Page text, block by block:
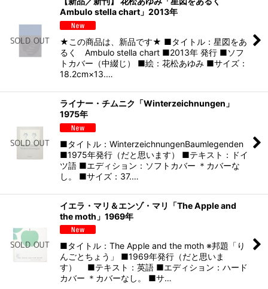
Ambulo stella chart」2013年
★この商品は、新品です★ ■タイトル：星図をあ
るく Ambulo stella chart ■2013年 発行 ■ソフ
トカバー（中綴じ） ■絵：花松あゆみ ■サイズ：
18.2cm×13.…
ライナー・チムニク「Winterzeichnungen」
1975年
■タイトル：WinterzeichnungenBaumlegenden
■1975年発行（だと思います） ■テキスト：ドイ
ツ語 ■エディション：ソフトカバー ＊カバーな
し。 ■サイズ：37.…
イエラ・マリ＆エンゾ・マリ「The Apple and
the moth」1969年
■タイトル：The Apple and the moth ※邦題「り
んごとちょう」 ■1969年発行（だと思いま
す） ■テキスト：英語 ■エディション：ハード
カバー ＊カバーなし。 ■サ…